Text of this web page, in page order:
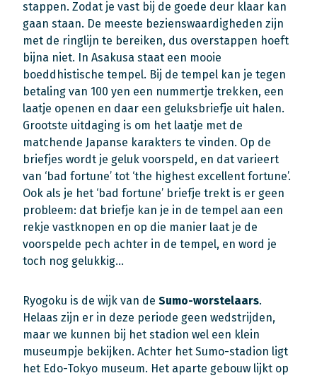
stappen. Zodat je vast bij de goede deur klaar kan
gaan staan. De meeste bezienswaardigheden zijn
met de ringlijn te bereiken, dus overstappen hoeft
bijna niet. In Asakusa staat een mooie
boeddhistische tempel. Bij de tempel kan je tegen
betaling van 100 yen een nummertje trekken, een
laatje openen en daar een geluksbriefje uit halen.
Grootste uitdaging is om het laatje met de
matchende Japanse karakters te vinden. Op de
briefjes wordt je geluk voorspeld, en dat varieert
van ‘bad fortune’ tot ‘the highest excellent fortune’.
Ook als je het ‘bad fortune’ briefje trekt is er geen
probleem: dat briefje kan je in de tempel aan een
rekje vastknopen en op die manier laat je de
voorspelde pech achter in de tempel, en word je
toch nog gelukkig…
Ryogoku is de wijk van de Sumo-worstelaars.
Helaas zijn er in deze periode geen wedstrijden,
maar we kunnen bij het stadion wel een klein
museumpje bekijken. Achter het Sumo-stadion ligt
het Edo-Tokyo museum. Het aparte gebouw lijkt op